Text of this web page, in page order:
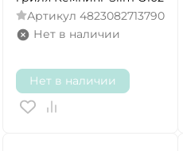
Артикул 4823082713790
Нет в наличии
Нет в наличии